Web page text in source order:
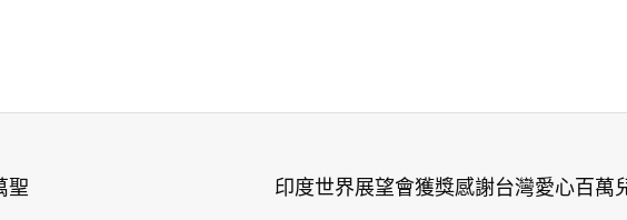
聖 印度世界展望會獲獎感謝台灣愛心百萬